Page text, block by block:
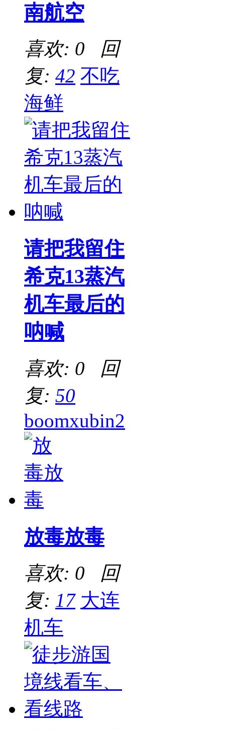
南航空
喜欢: 0 回
复: 42 不吃
海鲜
请把我留住
希克13蒸汽
机车最后的
呐喊
喜欢: 0 回
复: 50
boomxubin2
放毒放毒
喜欢: 0 回
复: 17 大连
机车